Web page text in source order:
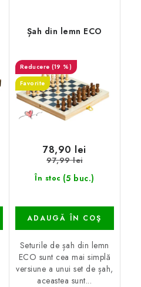
Șah din lemn ECO
(19 %)
Favorite
În stoc (5 buc.)
78,90 lei
97,99 lei
ADAUGĂ ÎN COŞ
Seturile de șah din lemn
ECO sunt cea mai simplă
versiune a unui set de șah,
aceastea sunt...